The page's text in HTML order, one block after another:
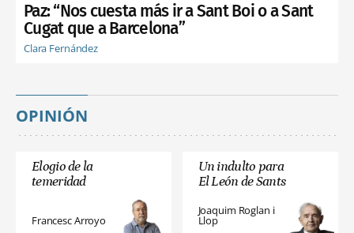
Paz: “Nos cuesta más ir a Sant Boi o a Sant
Cugat que a Barcelona”
Clara Fernández
OPINIÓN
Elogio de la
temeridad
Francesc Arroyo
Un indulto para
El León de Sants
Joaquim Roglan i
Llop